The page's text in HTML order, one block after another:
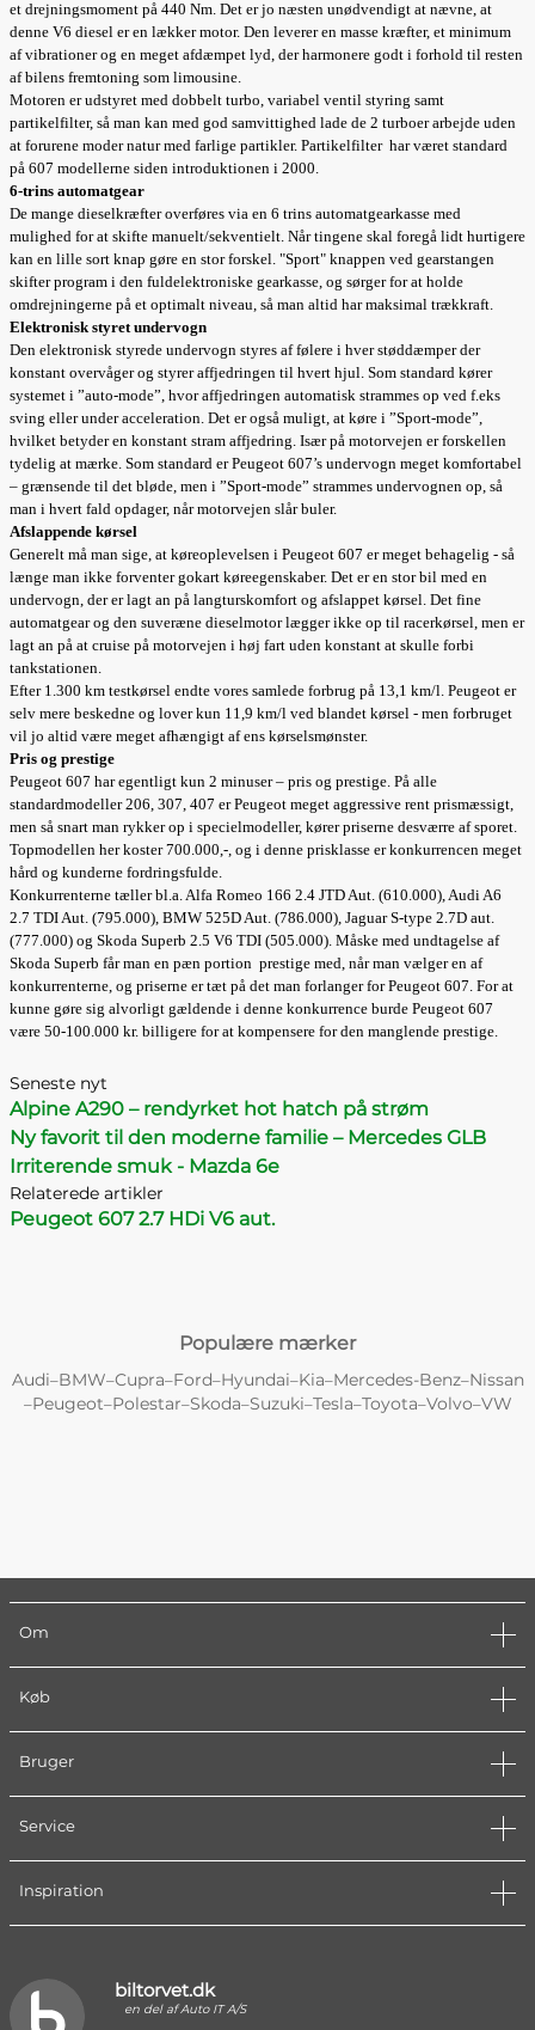
et drejningsmoment på 440 Nm. Det er jo næsten unødvendigt at nævne, at
denne V6 diesel er en lækker motor. Den leverer en masse kræfter, et minimum
af vibrationer og en meget afdæmpet lyd, der harmonere godt i forhold til resten
af bilens fremtoning som limousine.
Motoren er udstyret med dobbelt turbo, variabel ventil styring samt
partikelfilter, så man kan med god samvittighed lade de 2 turboer arbejde uden
at forurene moder natur med farlige partikler. Partikelfilter har været standard
på 607 modellerne siden introduktionen i 2000.
6-trins automatgear
De mange dieselkræfter overføres via en 6 trins automatgearkasse med
mulighed for at skifte manuelt/sekventielt. Når tingene skal foregå lidt hurtigere
kan en lille sort knap gøre en stor forskel. "Sport" knappen ved gearstangen
skifter program i den fuldelektroniske gearkasse, og sørger for at holde
omdrejningerne på et optimalt niveau, så man altid har maksimal trækkraft.
Elektronisk styret undervogn
Den elektronisk styrede undervogn styres af følere i hver støddæmper der
konstant overvåger og styrer affjedringen til hvert hjul. Som standard kører
systemet i ”auto-mode”, hvor affjedringen automatisk strammes op ved f.eks
sving eller under acceleration. Det er også muligt, at køre i ”Sport-mode”,
hvilket betyder en konstant stram affjedring. Især på motorvejen er forskellen
tydelig at mærke. Som standard er Peugeot 607’s undervogn meget komfortabel
– grænsende til det bløde, men i ”Sport-mode” strammes undervognen op, så
man i hvert fald opdager, når motorvejen slår buler.
Afslappende kørsel
Generelt må man sige, at køreoplevelsen i Peugeot 607 er meget behagelig - så
længe man ikke forventer gokart køreegenskaber. Det er en stor bil med en
undervogn, der er lagt an på langturskomfort og afslappet kørsel. Det fine
automatgear og den suveræne dieselmotor lægger ikke op til racerkørsel, men er
lagt an på at cruise på motorvejen i høj fart uden konstant at skulle forbi
tankstationen.
Efter 1.300 km testkørsel endte vores samlede forbrug på 13,1 km/l. Peugeot er
selv mere beskedne og lover kun 11,9 km/l ved blandet kørsel - men forbruget
vil jo altid være meget afhængigt af ens kørselsmønster.
Pris og prestige
Peugeot 607 har egentligt kun 2 minuser – pris og prestige. På alle
standardmodeller 206, 307, 407 er Peugeot meget aggressive rent prismæssigt,
men så snart man rykker op i specielmodeller, kører priserne desværre af sporet.
Topmodellen her koster 700.000,-, og i denne prisklasse er konkurrencen meget
hård og kunderne fordringsfulde.
Konkurrenterne tæller bl.a. Alfa Romeo 166 2.4 JTD Aut. (610.000), Audi A6
2.7 TDI Aut. (795.000), BMW 525D Aut. (786.000), Jaguar S-type 2.7D aut.
(777.000) og Skoda Superb 2.5 V6 TDI (505.000). Måske med undtagelse af
Skoda Superb får man en pæn portion prestige med, når man vælger en af
konkurrenterne, og priserne er tæt på det man forlanger for Peugeot 607. For at
kunne gøre sig alvorligt gældende i denne konkurrence burde Peugeot 607
være 50-100.000 kr. billigere for at kompensere for den manglende prestige.
Seneste nyt
Alpine A290 – rendyrket hot hatch på strøm
Ny favorit til den moderne familie – Mercedes GLB
Irriterende smuk - Mazda 6e
Relaterede artikler
Peugeot 607 2.7 HDi V6 aut.
Populære mærker
Audi–BMW–Cupra–Ford–Hyundai–Kia–Mercedes-Benz–Nissan
–Peugeot–Polestar–Skoda–Suzuki–Tesla–Toyota–Volvo–VW
Om
Køb
Bruger
Service
Inspiration
biltorvet.dk
en del af Auto IT A/S